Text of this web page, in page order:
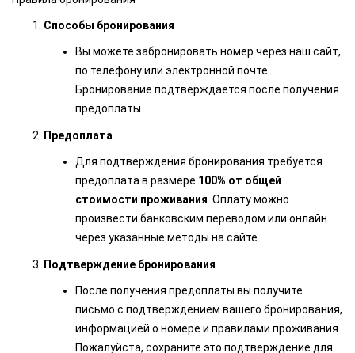
Способы бронирования
Вы можете забронировать номер через наш сайт,
по телефону или электронной почте.
Бронирование подтверждается после получения
предоплаты.
Предоплата
Для подтверждения бронирования требуется
предоплата в размере 100% от общей
стоимости проживания . Оплату можно
произвести банковским переводом или онлайн
через указанные методы на сайте.
Подтверждение бронирования
После получения предоплаты вы получите
письмо с подтверждением вашего бронирования,
информацией о номере и правилами проживания.
Пожалуйста, сохраните это подтверждение для